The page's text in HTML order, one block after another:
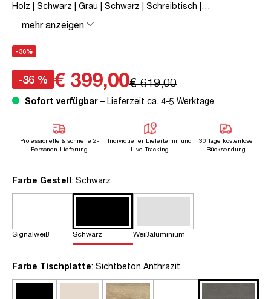
Holz | Schwarz | Grau | Schwarz | Schreibtisch |
höhenverstellbar | unmontiert | Y-Line Curved | Y-Line | bis zu
80 kg | Steckertyp C | Sichtbeton Anthrazit | TÜV© mobiles
Arbeiten | Kollisions-Schutz | Elektrisch höhenverstellbar |
mehr anzeigen
-36%
-36 % € 399,00€ 619,00
Sofort verfügbar – Lieferzeit ca. 4-5 Werktage
Professionelle & schnelle 2-
Personen-Lieferung
Individueller Liefertemin und
Live-Tracking
30 Tage kostenlose
Rücksendung
Farbe Gestellauswählen
: Schwarz
Signalweiß Schwarz Weißaluminium
Farbe Tischplatteauswählen
: Sichtbeton Anthrazit